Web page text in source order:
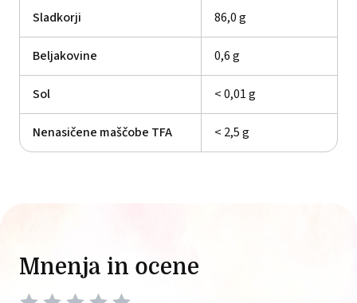
Sladkorji 86,0 g
Beljakovine 0,6 g
Sol < 0,01 g
Nenasičene maščobe TFA < 2,5 g
Mnenja in ocene